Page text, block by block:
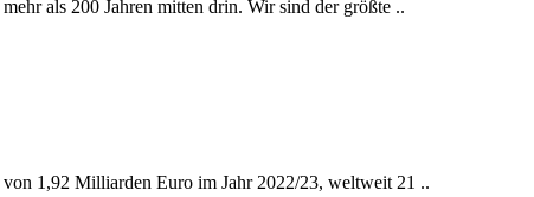
als 200 Jahren mitten drin. Wir sind der größte ..
1,92 Milliarden Euro im Jahr 2022/23, weltweit 21 ..